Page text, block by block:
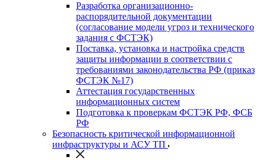
Разработка организационно-
распорядительной документации
(согласование модели угроз и технического
задания с ФСТЭК)
Поставка, установка и настройка средств
защиты информации в соответствии с
требованиями законодательства РФ (приказ
ФСТЭК №17)
Аттестация государственных
информационных систем
Подготовка к проверкам ФСТЭК РФ, ФСБ
РФ
Безопасность критической информационной
инфраструктуры и АСУ ТП